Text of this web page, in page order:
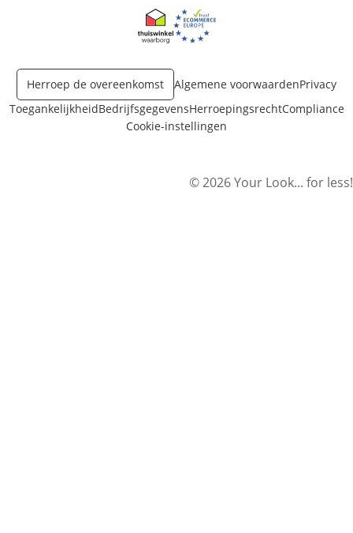
Opent in nieuw venster
Opent in nieuw venster
Herroep de overeenkomst Algemene voorwaardenPrivacy
ToegankelijkheidBedrijfsgegevensHerroepingsrechtCompliance
Cookie-instellingen
© 2026 Your Look... for less!